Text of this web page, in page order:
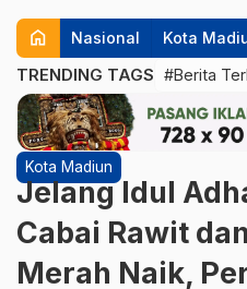
home Nasional Kota
TRENDING TAGS #Berita
Kota Madiun
Jelang Idul
Cabai Rawit
Merah Naik,